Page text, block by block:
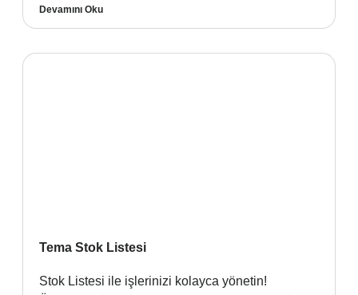
Devamını Oku
Tema Stok Listesi
Stok Listesi ile işlerinizi kolayca yönetin!